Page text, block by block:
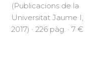
(Publicacions de la
Universitat Jaume I,
2017) · 226 pàg. · 7 €